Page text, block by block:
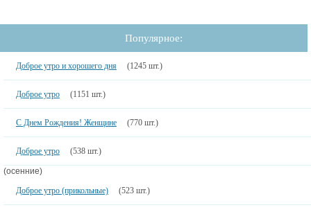
Популярное:
Доброе утро и хорошего дня (1245 шт.)
Доброе утро (1151 шт.)
С Днем Рождения! Женщине (770 шт.)
Доброе утро (538 шт.)
(осенние)
Доброе утро (прикольные)
(523 шт.)